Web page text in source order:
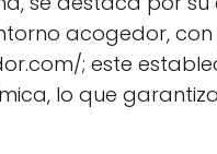
acogedor,
; este
lo que